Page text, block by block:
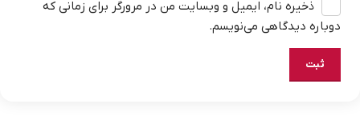
ذخیره نام، ایمیل و وبسایت من در مرورگر برای زمانی که
دوباره دیدگاهی می‌نویسم.